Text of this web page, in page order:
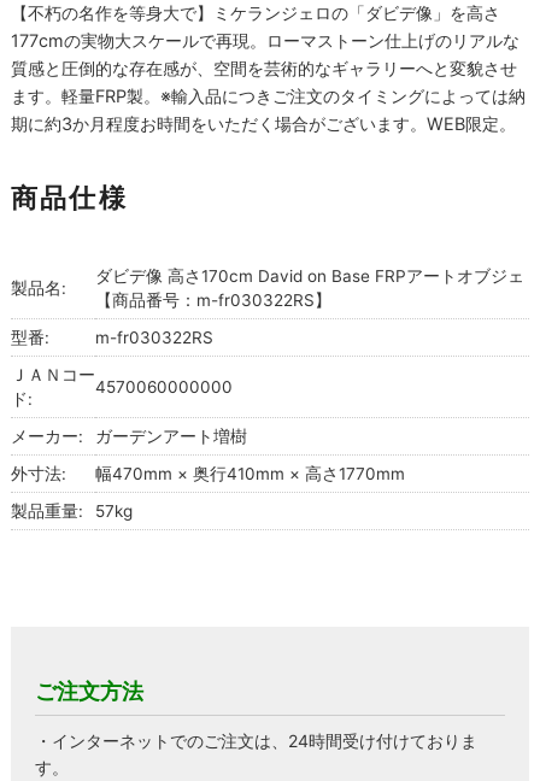
【不朽の名作を等身大で】ミケランジェロの「ダビデ像」を高さ
177cmの実物大スケールで再現。ローマストーン仕上げのリアルな
質感と圧倒的な存在感が、空間を芸術的なギャラリーへと変貌させ
ます。軽量FRP製。※輸入品につきご注文のタイミングによっては納
期に約3か月程度お時間をいただく場合がございます。WEB限定。
商品仕様
製品名:
ダビデ像 高さ170cm David on Base FRPアートオブジェ
【商品番号：m-fr030322RS】
型番:
m-fr030322RS
ＪＡＮコー
ド:
4570060000000
メーカー:
ガーデンアート増樹
外寸法:
幅470mm × 奥行410mm × 高さ1770mm
製品重量:
57kg
ご注文方法
・インターネットでのご注文は、24時間受け付けておりま
す。